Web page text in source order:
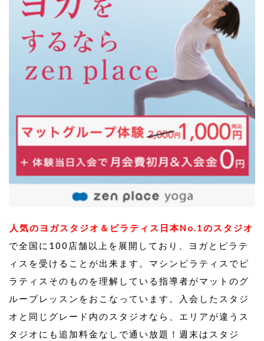
人気のヨガスタジオ＆ピラティス日本No.1のスタジオ
で全国に100店舗以上を展開しており、ヨガとピラテ
ィスを受けることが出来ます。マシンピラティスでピ
ラティスそのものを理解している指導者がマットのグ
ループレッスンをおこなっています。入会したスタジ
オと同じグレード内のスタジオなら、エリアが違うス
タジオにも追加料金なしで通い放題！週末はスタジ